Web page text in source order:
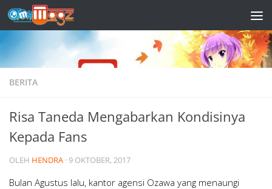
Skip to content
BERITA
Risa Taneda Mengabarkan Kondisinya
Kepada Fans
OLEH HENDRA ·9 OKTOBER, 2017
Bulan Agustus lalu, kantor agensi Ozawa yang menaungi